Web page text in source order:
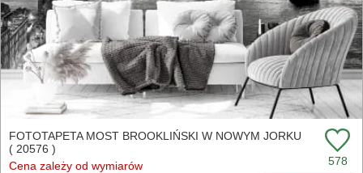
FOTOTAPETA MOST BROOKLIŃSKI W NOWYM JORKU
( 20576 )
Cena zależy od wymiarów
578